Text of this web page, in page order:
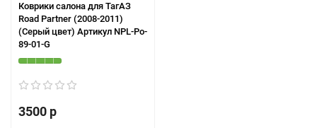
Коврики салона для ТагАЗ
Road Partner (2008-2011)
(Серый цвет) Артикул NPL-Po-
89-01-G
3500 р